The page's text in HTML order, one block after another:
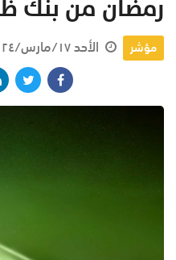
رمضان من بنك
مؤشر الأحد ١٧/مارس/٢٠٢٤ ١٣:٣٢ م